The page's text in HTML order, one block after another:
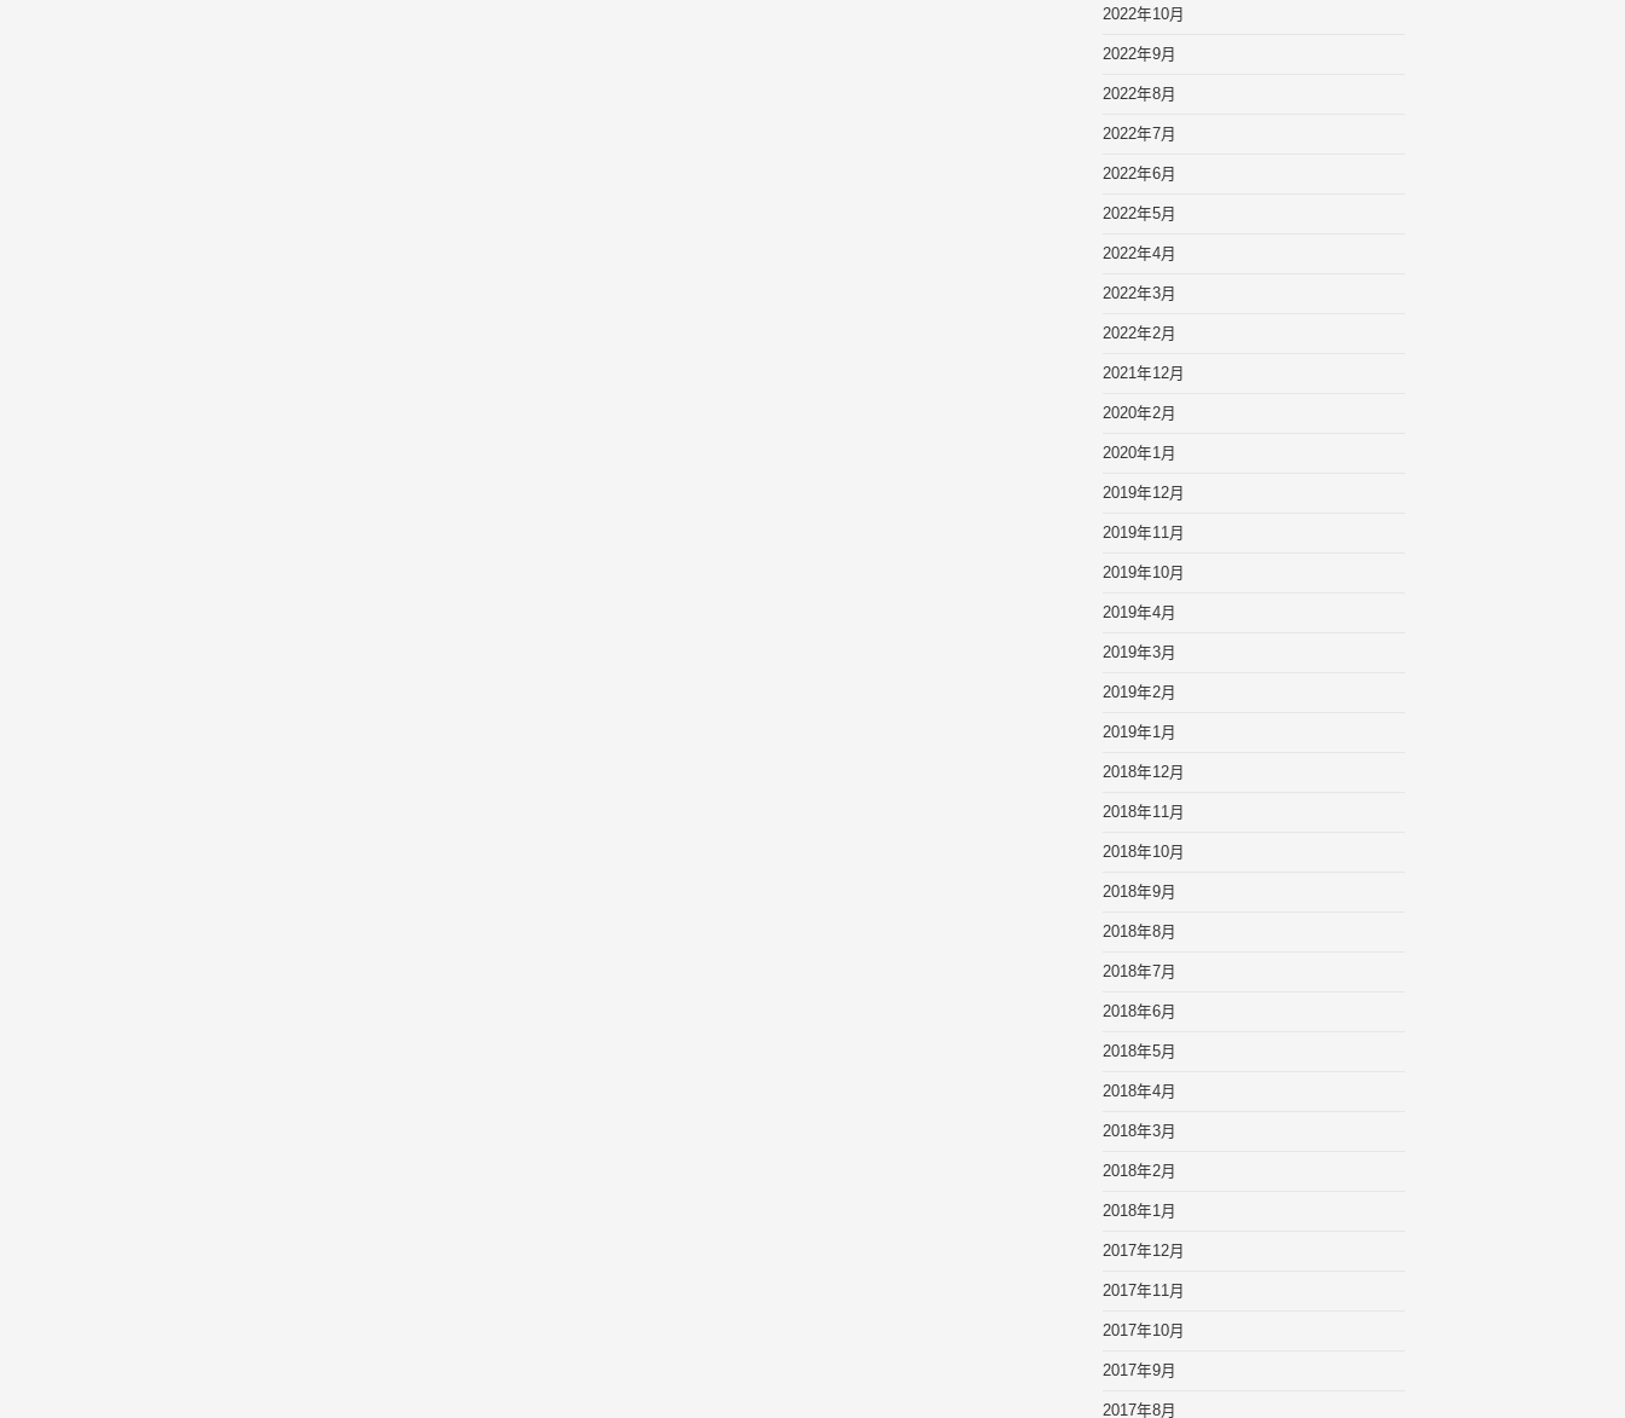
2022年10月
2022年9月
2022年8月
2022年7月
2022年6月
2022年5月
2022年4月
2022年3月
2022年2月
2021年12月
2020年2月
2020年1月
2019年12月
2019年11月
2019年10月
2019年4月
2019年3月
2019年2月
2019年1月
2018年12月
2018年11月
2018年10月
2018年9月
2018年8月
2018年7月
2018年6月
2018年5月
2018年4月
2018年3月
2018年2月
2018年1月
2017年12月
2017年11月
2017年10月
2017年9月
2017年8月